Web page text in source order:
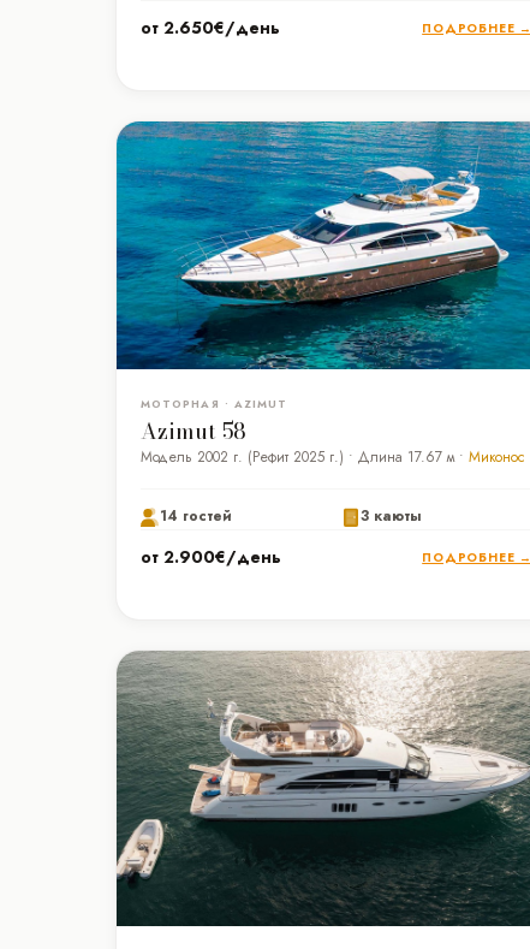
от 2.650€/день ПОДРОБНЕЕ →
МОТОРНАЯ • AZIMUT
Azimut 58
Модель 2002 г. (Рефит 2025 г.) • Длина 17.67 м • Миконос
14 гостей 3 каюты
от 2.900€/день ПОДРОБНЕЕ →